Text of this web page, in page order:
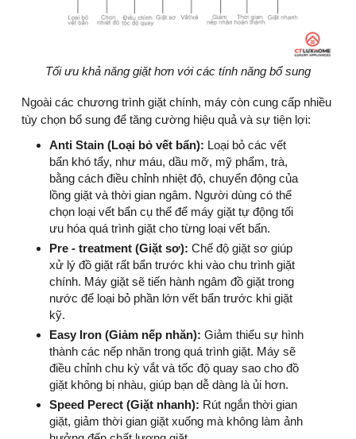
Tối ưu khả năng giặt hơn với các tính năng bổ sung
Ngoài các chương trình giặt chính, máy còn cung cấp nhiều
tùy chọn bổ sung để tăng cường hiệu quả và sự tiện lợi:
Anti Stain (Loại bỏ vết bẩn): Loại bỏ các vết
bẩn khó tẩy, như máu, dầu mỡ, mỹ phẩm, trà,
bằng cách điều chỉnh nhiệt độ, chuyển động của
lồng giặt và thời gian ngâm. Người dùng có thể
chọn loại vết bẩn cụ thể để máy giặt tự động tối
ưu hóa quá trình giặt cho từng loại vết bẩn.
Pre - treatment (Giặt sơ): Chế độ giặt sơ giúp
xử lý đồ giặt rất bẩn trước khi vào chu trình giặt
chính. Máy giặt sẽ tiến hành ngâm đồ giặt trong
nước để loại bỏ phần lớn vết bẩn trước khi giặt
kỹ.
Easy Iron (Giảm nếp nhăn): Giảm thiểu sự hình
thành các nếp nhăn trong quá trình giặt. Máy sẽ
điều chỉnh chu kỳ vắt và tốc độ quay sao cho đồ
giặt không bị nhàu, giúp bạn dễ dàng là ủi hơn.
Speed Perect (Giặt nhanh): Rút ngắn thời gian
giặt, giảm thời gian giặt xuống mà không làm ảnh